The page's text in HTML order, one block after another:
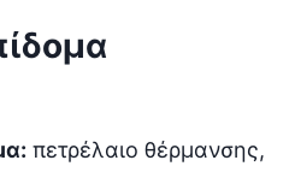
πετρέλαιο θέρμανσης,